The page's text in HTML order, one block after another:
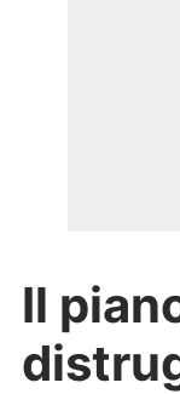
Il